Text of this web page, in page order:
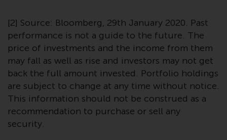
Gesetzen von eine andere
Gerichtsbarkeit. Wenn ein
zuständiges Gericht aus
irgendeinem Grund eine
Bestimmung dieses Abschnitts
„Wichtige Informationen“ für
nicht durchsetzbar befunden hat,
wird diese Bestimmung im
maximal zulässigen Umfang
[2] Source: Bloomberg, 29th January 2020. Past
performance is not a guide to the future. The
price of investments and the income from them
may fall as well as rise and investors may not get
back the full amount invested. Portfolio holdings
are subject to change at any time without notice.
This information should not be construed as a
recommendation to purchase or sell any
security.